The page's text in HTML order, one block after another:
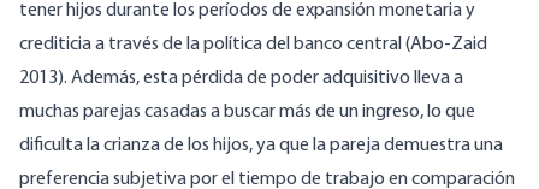
tener hijos durante los períodos de expansión monetaria y
crediticia a través de la política del banco central (Abo-Zaid
2013). Además, esta pérdida de poder adquisitivo lleva a
muchas parejas casadas a buscar más de un ingreso, lo que
dificulta la crianza de los hijos, ya que la pareja demuestra una
preferencia subjetiva por el tiempo de trabajo en comparación